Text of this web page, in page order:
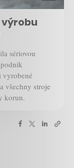
výrobu
sériovou
vyrobené
všechny stroje
korun.